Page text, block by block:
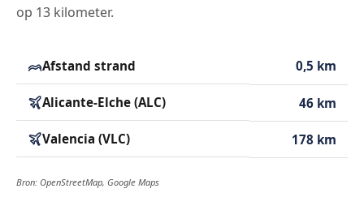
op 13 kilometer.
Afstand strand 0,5 km
Alicante-Elche (ALC) 46 km
Valencia (VLC) 178 km
Bron: OpenStreetMap, Google Maps